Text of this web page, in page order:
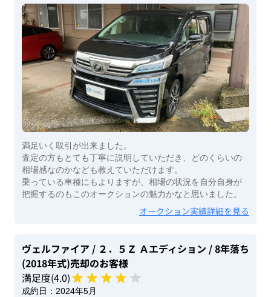
満足いく取引が出来ました。
査定の方もとても丁寧に説明していただき、どのくらいの
相場感なのかなども教えていただけます。
乗っている車種にもよりますが、相場の状況を自分自身が
把握するのもこのオークションの魅力かなと思いました。
オークション実績詳細を見る
ヴェルファイア / ２．５Ｚ Ａエディション / 8年落ち
(2018年式)売却のお客様
満足度(4.0)
成約日： 2024年5月